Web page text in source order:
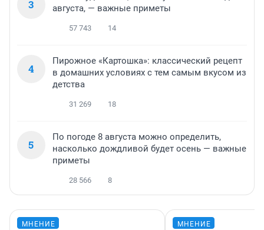
3
августа, — важные приметы
57 743 14
4
Пирожное «Картошка»: классический рецепт
в домашних условиях с тем самым вкусом из
детства
31 269 18
5
По погоде 8 августа можно определить,
насколько дождливой будет осень — важные
приметы
28 566 8
МНЕНИЕ МНЕНИЕ